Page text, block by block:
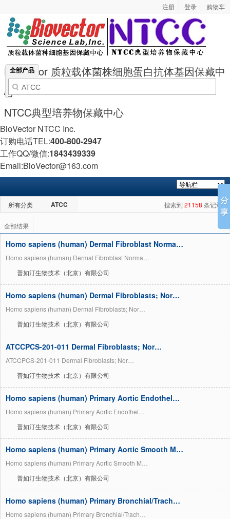
注册 登录 购物车
BioVector 质粒载体菌株细胞蛋白抗体基因保藏中
心
NTCC典型培养物保藏中心
全部产品
BioVector NTCC Inc.
订购电话TEL:400-800-2947
工作QQ/微信:1843439339
Email:BioVector@163.com
所有分类 ATCC 搜索到 21158 条记录
全部结果
Homo sapiens (human) Dermal Fibroblast Norma…
Homo sapiens (human) Dermal Fibroblast Norma…
普如汀生物技术（北京）有限公司
Homo sapiens (human) Dermal Fibroblasts; Nor…
Homo sapiens (human) Dermal Fibroblasts; Nor…
普如汀生物技术（北京）有限公司
ATCCPCS-201-011 Dermal Fibroblasts; Nor…
ATCCPCS-201-011 Dermal Fibroblasts; Nor…
普如汀生物技术（北京）有限公司
Homo sapiens (human) Primary Aortic Endothel…
Homo sapiens (human) Primary Aortic Endothel…
普如汀生物技术（北京）有限公司
Homo sapiens (human) Primary Aortic Smooth M…
Homo sapiens (human) Primary Aortic Smooth M…
普如汀生物技术（北京）有限公司
Homo sapiens (human) Primary Bronchial/Trach…
Homo sapiens (human) Primary Bronchial/Trach…